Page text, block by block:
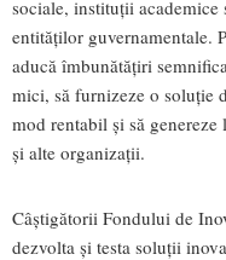
sociale, instituții
entităților guvernamentale.
aducă îmbunătățiri
mici, să furnizeze o soluție
mod rentabil și să
și alte organizații.
Câștigătorii Fondului de
dezvolta și testa soluții